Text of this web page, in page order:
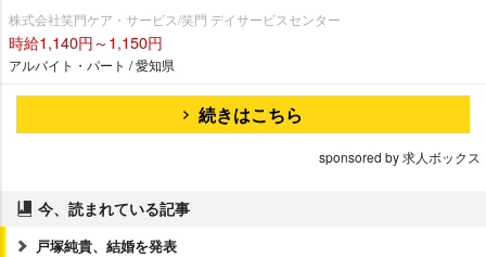
株式会社笑門ケア・サービス/笑門 デイサービスセンター
時給1,140円～1,150円
アルバイト・パート / 愛知県
続きはこちら
sponsored by 求人ボックス
今、読まれている記事
戸塚純貴、結婚を発表